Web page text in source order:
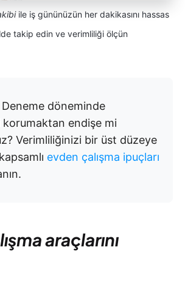
ile iş gününüzün her dakikasını hassas
takip edin ve verimliliği ölçün
Deneme döneminde
endişe mi
Verimliliğinizi bir üst düzeye
kapsamlı evden çalışma ipuçları
araçlarını